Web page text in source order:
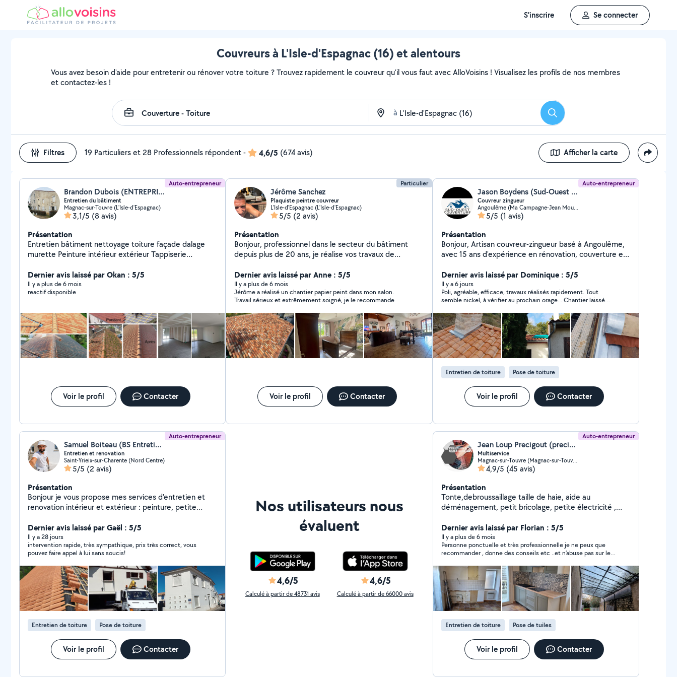
S'inscrire Se connecter
Couvreurs à L'Isle-d'Espagnac (16) et alentours
Vous avez besoin d'aide pour entretenir ou rénover votre toiture ? Trouvez rapidement le couvreur qu'il vous faut avec AlloVoisins ! Visualisez les profils de nos membres
et contactez-les !
à Rechercher
Filtres 19 Particuliers et 28 Professionnels répondent- 4,6/5 (674 avis) Afficher la carte
Auto-entrepreneur
Brandon Dubois (ENTREPRISE DUBOIS)
Entretien du bâtiment
Magnac-sur-Touvre (L'Isle-d'Espagnac)
3,1/5 (8 avis)
Présentation
Entretien bâtiment nettoyage toiture façade dalage
murette Peinture intérieur extérieur Tappiserie
Entretien espaces verts élagage abattage tonte de
pelouse taille haie Pose parquet Pose carrelage
Dernier avis laissé par Okan : 5/5
Il y a plus de 6 mois
reactif disponible
Voir le profil Contacter
Particulier
Jérôme Sanchez
Plaquiste peintre couvreur
L'Isle-d'Espagnac (L'Isle-d'Espagnac)
5/5 (2 avis)
Présentation
Bonjour, professionnel dans le secteur du bâtiment
depuis plus de 20 ans, je réalise vos travaux de
également pour vos travaux de couverture.
Intervention rapide et soignée.
Dernier avis laissé par Anne : 5/5
Il y a plus de 6 mois
Jérôme a réalisé un chantier papier peint dans mon salon.
Travail sérieux et extrêmement soigné, je le recommande
Voir le profil Contacter
Auto-entrepreneur
Jason Boydens (Sud-Ouest Couverture)
Couvreur zingueur
Angoulême (Ma Campagne-Jean Moulin)
5/5 (1 avis)
Présentation
Bonjour, Artisan couvreur-zingueur basé à Angoulême,
avec 15 ans d'expérience en rénovation, couverture et
projets de toiture. J'interviens pour : Toiture neuve et
rénovation Réparation et remplacement de gouttières
(zinc, PVC, aluminium) Travaux de zinguerie et
entretien Travail sérieux, soigné et durable. Tous les
travaux sont soumis à notre assurance décennale.
Devis gratuit et intervention rapide. Sud-Ouest
Couverture Votre artisan de confiance
Dernier avis laissé par Dominique : 5/5
Il y a 6 jours
Poli, agréable, efficace, travaux réalisés rapidement. Tout
semble nickel, à vérifier au prochain orage... Chantier laissé
Jason dès que nous aurons d'autres travaux à faire faire... A
préciser qu'à l'origine Un seul Velux était prévu et nous avons
pris la décision de faire les 2 velux de la véranda...
Entretien de toiture Pose de toiture
Voir le profil Contacter
Auto-entrepreneur
Samuel Boiteau (BS Entretien rénovation)
Entretien et renovation
Saint-Yrieix-sur-Charente (Nord Centre)
5/5 (2 avis)
Présentation
Bonjour je vous propose mes services d'entretien et
renovation intérieur et extérieur : peinture, petite
réparation des gouttière, réparation murette et
peinture grille fer forgé ..... travaux propre et soigné
merci
Dernier avis laissé par Gaël : 5/5
Il y a 28 jours
intervention rapide, très sympathique, prix très correct, vous
pouvez faire appel à lui sans soucis!
Entretien de toiture Pose de toiture
Voir le profil Contacter
Nos utilisateurs nous
évaluent
4,6/5
Calculé à partir de 48731 avis
4,6/5
Calculé à partir de 66000 avis
Auto-entrepreneur
Jean Loup Precigout (precigout Multiservice ( P.M.S ))
Multiservice
Magnac-sur-Touvre (Magnac-sur-Touvre)
4,9/5 (45 avis)
Présentation
Tonte,debroussaillage taille de haie, aide au
déménagement, petit bricolage, petite électricité ,
Dernier avis laissé par Florian : 5/5
Il y a plus de 6 mois
Personne ponctuelle et très professionnelle je ne peux que
recommander , donne des conseils etc ..et n’abuse pas sur les
Entretien de toiture Pose de tuiles
Voir le profil Contacter